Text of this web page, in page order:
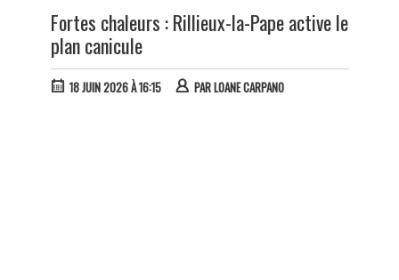
Fortes chaleurs : Rillieux-la-Pape active le
plan canicule
18 JUIN 2026 À 16:15 PARLOANE CARPANO